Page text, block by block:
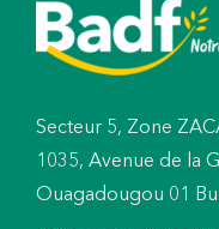
Secteur 5, Zone
1035, Avenue de la
Ouagadougou 01